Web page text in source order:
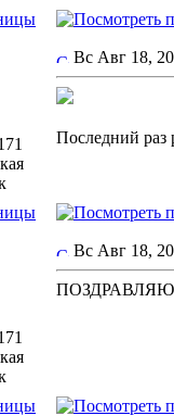
Вс Авг 18,
Последний раз
Вс Авг 18,